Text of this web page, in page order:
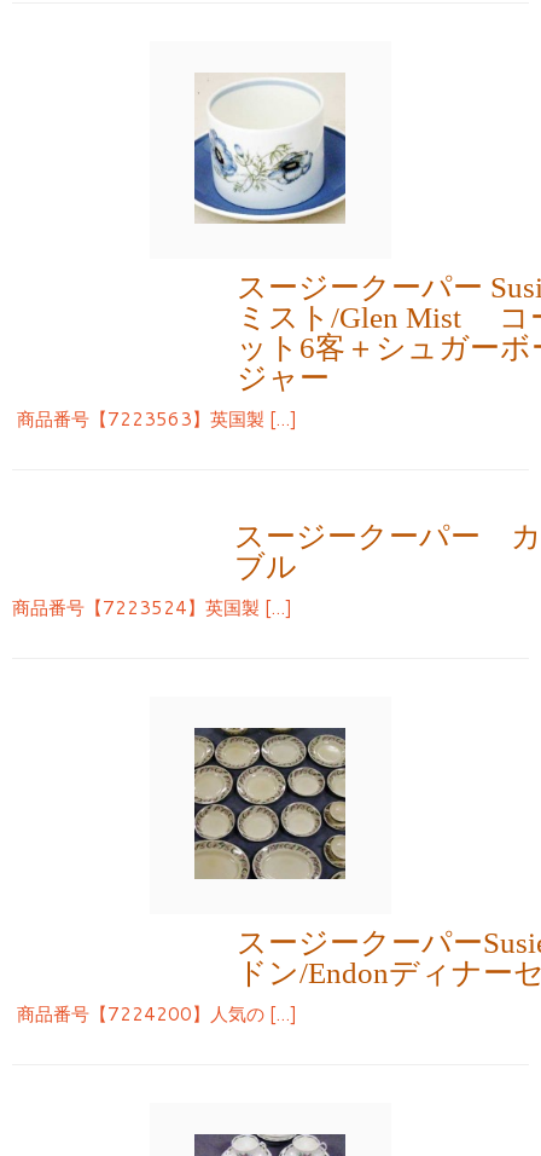
スージークーパー
ミスト/Glen Mist コ
ット6客＋シュガー
ジャー
商品番号【7223563】英国製 […]
スージークーパー
ブル
商品番号【7223524】英国製 […]
スージークーパー
ドン/Endonディナ
商品番号【7224200】人気の […]